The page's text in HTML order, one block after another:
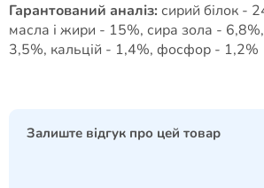
Гарантований аналіз: сирий білок -
масла і жири - 15%, сира зола - 6,8%,
3,5%, кальцій - 1,4%, фосфор - 1,2%
Залиште відгук про цей товар